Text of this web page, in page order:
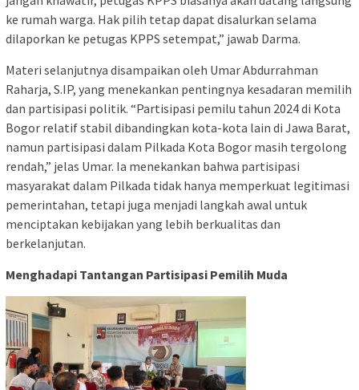
ke rumah warga. Hak pilih tetap dapat disalurkan selama
dilaporkan ke petugas KPPS setempat,” jawab Darma.
Materi selanjutnya disampaikan oleh Umar Abdurrahman
Raharja, S.IP, yang menekankan pentingnya kesadaran memilih
dan partisipasi politik. “Partisipasi pemilu tahun 2024 di Kota
Bogor relatif stabil dibandingkan kota-kota lain di Jawa Barat,
namun partisipasi dalam Pilkada Kota Bogor masih tergolong
rendah,” jelas Umar. Ia menekankan bahwa partisipasi
masyarakat dalam Pilkada tidak hanya memperkuat legitimasi
pemerintahan, tetapi juga menjadi langkah awal untuk
menciptakan kebijakan yang lebih berkualitas dan
berkelanjutan.
Menghadapi Tantangan Partisipasi Pemilih Muda